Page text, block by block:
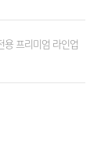
용 프리미엄 라인업